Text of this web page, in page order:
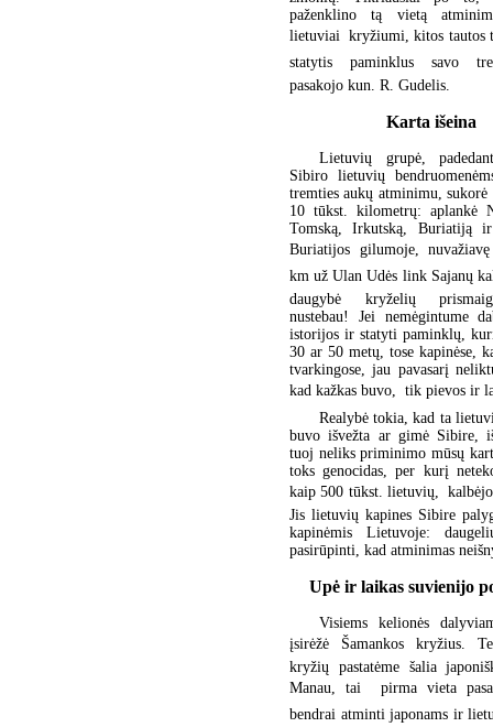
paženklino tą vietą
lietuviai  kryžiumi, kitos tautos
statytis paminklus savo
pasakojo kun. R. Gudelis.
Karta išeina
Lietuvių grupė,
Sibiro lietuvių
tremties aukų atminimu, sukorė
10 tūkst. kilometrų: aplankė
Tomską, Irkutską, Buriatiją
Buriatijos gilumoje,
km už Ulan Udės link Sajanų
daugybė kryželių
nustebau! Jei nemėgintume
istorijos ir statyti paminklų,
30 ar 50 metų, tose kapinėse,
tvarkingose, jau pavasarį
kad kažkas buvo,  tik pievos ir
Realybė tokia, kad ta
buvo išvežta ar gimė Sibire,
tuoj neliks priminimo mūsų
toks genocidas, per kurį
kaip 500 tūkst. lietuvių, 
Jis lietuvių kapines Sibire
kapinėmis Lietuvoje:
pasirūpinti, kad atminimas
Upė ir laikas suvienijo
Visiems kelionės
įsirėžė Šamankos kryžius.
kryžių pastatėme šalia
Manau, tai  pirma vieta
bendrai atminti japonams ir